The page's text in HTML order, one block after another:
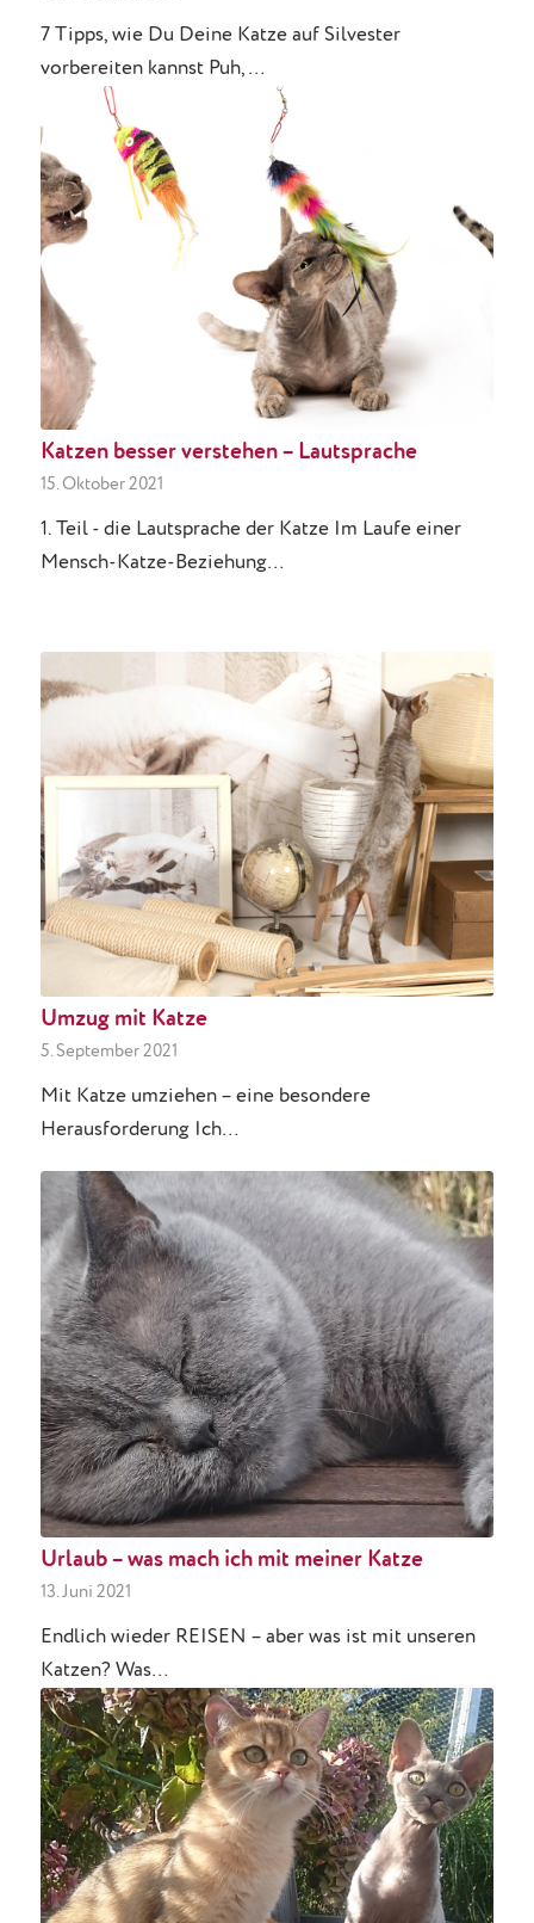
7 Tipps, wie Du Deine Katze auf Silvester
vorbereiten kannst Puh,…
Katzen besser verstehen – Lautsprache
15. Oktober 2021
1. Teil - die Lautsprache der Katze Im Laufe einer
Mensch-Katze-Beziehung…
Umzug mit Katze
5. September 2021
Mit Katze umziehen – eine besondere
Herausforderung Ich…
Urlaub – was mach ich mit meiner Katze
13. Juni 2021
Endlich wieder REISEN – aber was ist mit unseren
Katzen? Was…